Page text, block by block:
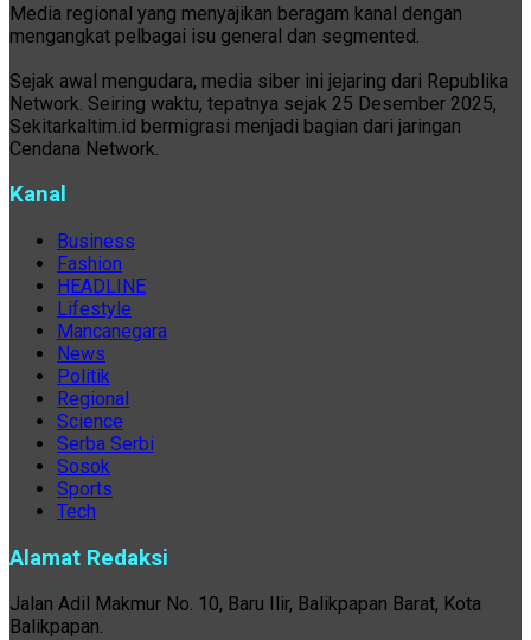
Media regional yang menyajikan beragam kanal dengan
mengangkat pelbagai isu general dan segmented.
Sejak awal mengudara, media siber ini jejaring dari Republika
Network. Seiring waktu, tepatnya sejak 25 Desember 2025,
Sekitarkaltim.id bermigrasi menjadi bagian dari jaringan
Cendana Network.
Kanal
Business
Fashion
HEADLINE
Lifestyle
Mancanegara
News
Politik
Regional
Science
Serba Serbi
Sosok
Sports
Tech
Alamat Redaksi
Jalan Adil Makmur No. 10, Baru Ilir, Balikpapan Barat, Kota
Balikpapan.